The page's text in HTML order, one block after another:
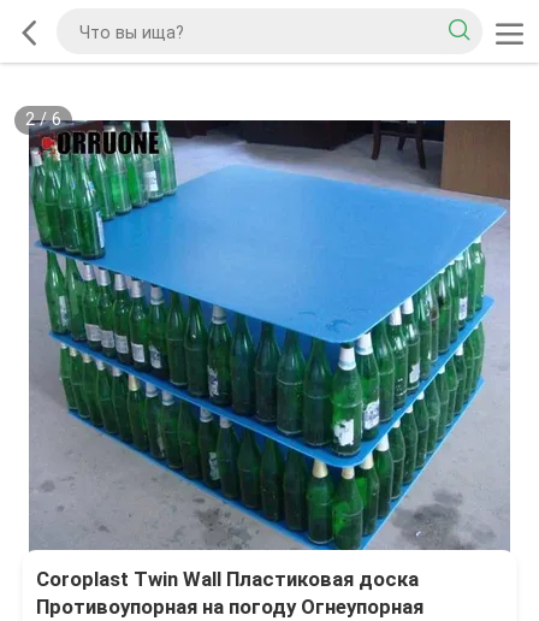
2/6
Coroplast Twin Wall Пластиковая доска
Противоупорная на погоду Огнеупорная